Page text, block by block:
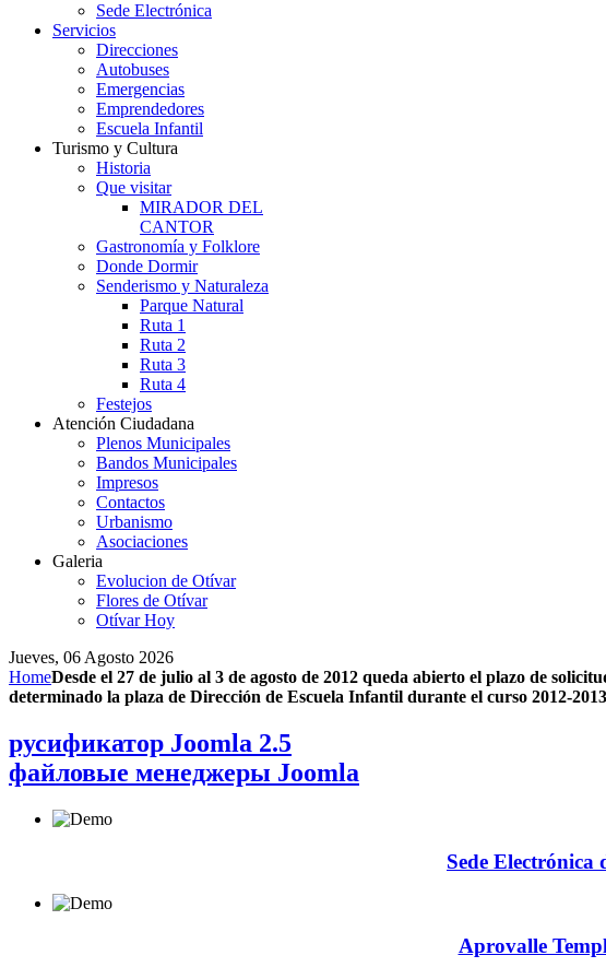
Sede Electrónica
Servicios
Direcciones
Autobuses
Emergencias
Emprendedores
Escuela Infantil
Turismo y Cultura
Historia
Que visitar
MIRADOR DEL
CANTOR
Gastronomía y Folklore
Donde Dormir
Senderismo y Naturaleza
Parque Natural
Ruta 1
Ruta 2
Ruta 3
Ruta 4
Festejos
Atención Ciudadana
Plenos Municipales
Bandos Municipales
Impresos
Contactos
Urbanismo
Asociaciones
Galeria
Evolucion de Otívar
Flores de Otívar
Otívar Hoy
Jueves, 06 Agosto 2026
HomeDesde el 27 de julio al 3 de agosto de 2012 queda abierto el plazo de
determinado la plaza de Dirección de Escuela Infantil durante el curso 2012-2013
русификатор Joomla 2.5
файловые менеджеры Joomla
Sede Electrónica
Aprovalle